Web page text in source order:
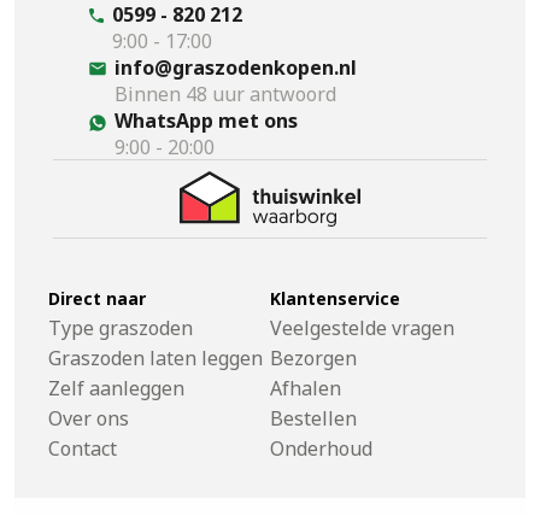
0599 - 820 212
9:00 - 17:00
info@graszodenkopen.nl
Binnen 48 uur antwoord
WhatsApp met ons
9:00 - 20:00
Direct naar
Type graszoden
Graszoden laten leggen
Zelf aanleggen
Over ons
Contact
Klantenservice
Veelgestelde vragen
Bezorgen
Afhalen
Bestellen
Onderhoud